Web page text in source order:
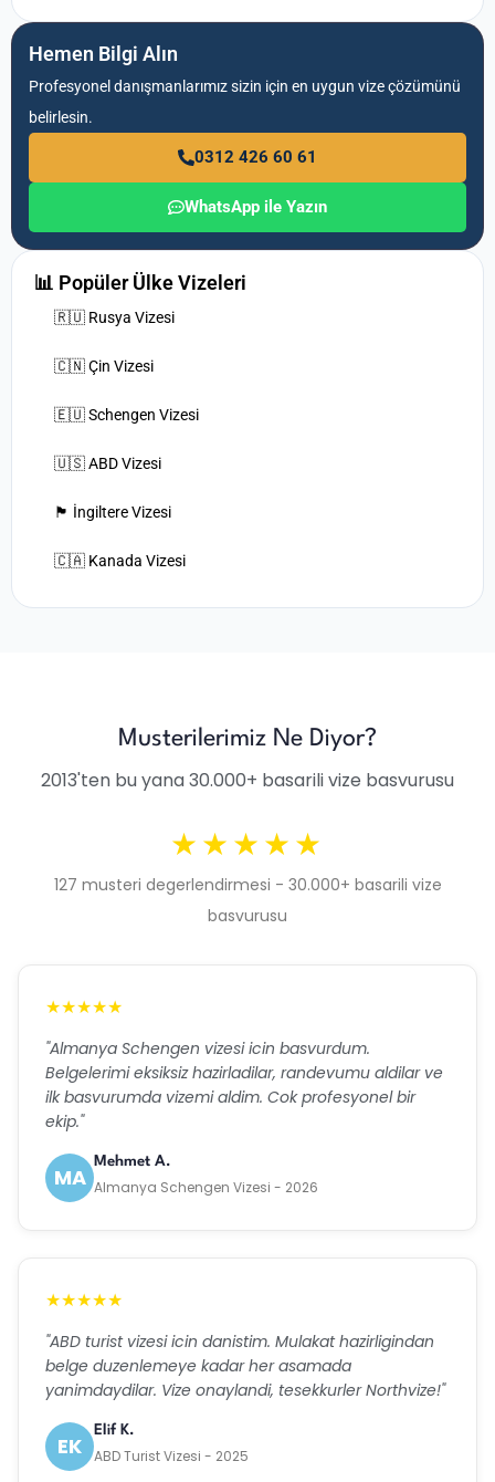
Hemen Bilgi Alın
Profesyonel danışmanlarımız sizin için en uygun vize çözümünü
belirlesin.
0312 426 60 61
WhatsApp ile Yazın
📊 Popüler Ülke Vizeleri
🇷🇺 Rusya Vizesi
🇨🇳 Çin Vizesi
🇪🇺 Schengen Vizesi
🇺🇸 ABD Vizesi
🏴󠁧󠁢󠁥󠁮󠁧󠁿 İngiltere Vizesi
🇨🇦 Kanada Vizesi
Musterilerimiz Ne Diyor?
2013'ten bu yana 30.000+ basarili vize basvurusu
★★★★★
127 musteri degerlendirmesi - 30.000+ basarili vize
basvurusu
★★★★★
"Almanya Schengen vizesi icin basvurdum.
Belgelerimi eksiksiz hazirladilar, randevumu aldilar ve
ilk basvurumda vizemi aldim. Cok profesyonel bir
ekip."
MA
Mehmet A.
Almanya Schengen Vizesi - 2026
★★★★★
"ABD turist vizesi icin danistim. Mulakat hazirligindan
belge duzenlemeye kadar her asamada
yanimdaydilar. Vize onaylandi, tesekkurler Northvize!"
EK
Elif K.
ABD Turist Vizesi - 2025